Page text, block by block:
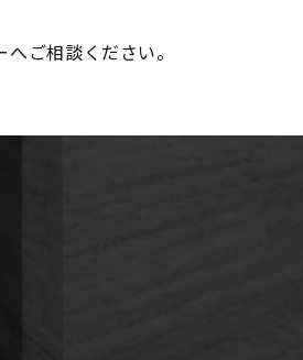
ご相談ください。